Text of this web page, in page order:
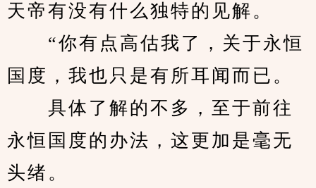
天帝有没有什么独特的见解。
“你有点高估我了，关于永恒
国度，我也只是有所耳闻而已。
具体了解的不多，至于前往
永恒国度的办法，这更加是毫无
头绪。